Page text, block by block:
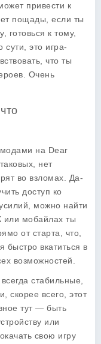
привести к
пощады, если ты
готовься к тому,
это игра-
что ты
Очень
модами на Dear
нет
во взломах. Да-
доступ ко
можно найти
или мобайлах ты
от старта, что,
быстро вкатиться в
возможностей.
стабильные,
скорее всего, этот
тут — быть
или
свою игру